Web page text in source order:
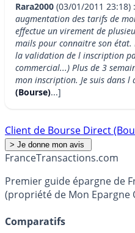
Rara2000 (03/01/2011 23:18) :
augmentation des tarifs de
effectue un virement de
mails pour connaitre son état.
la validation de l inscription
commercial...) Plus de 3
mon inscription. Je suis dans
(Bourse)...]
Client de Bourse Direct
FranceTransactions.com
Premier guide épargne de
(propriété de Mon Epargne
Comparatifs